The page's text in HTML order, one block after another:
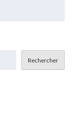
Rechercher